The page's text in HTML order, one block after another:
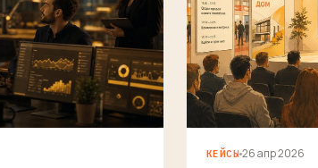
КЕЙСЫ 26 апр 2026